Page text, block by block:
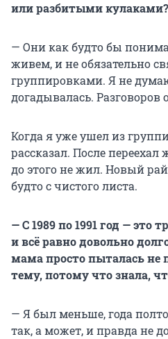
или разбитыми кулаками?
— Они как будто бы
живем, и не обязательно
группировками. Я не
догадывалась. Разговоров
Когда я уже ушел из
рассказал. После
до этого не жил. Новый
будто с чистого листа.
— С 1989 по 1991 год — это
и всё равно довольно
мама просто пыталась не
тему, потому что знала,
— Я был меньше, года
так, а может, и правда не